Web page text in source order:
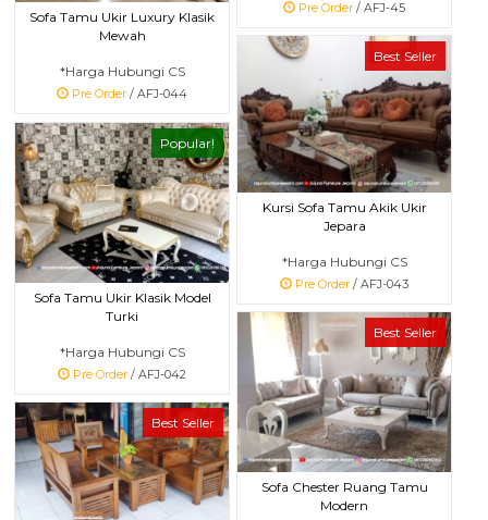
Pre Order / AFJ-45
Sofa Tamu Ukir Luxury Klasik
Mewah
*Harga Hubungi CS
Pre Order / AFJ-044
Best Seller
Kursi Sofa Tamu Akik Ukir
Jepara
*Harga Hubungi CS
Pre Order / AFJ-043
Popular!
Sofa Tamu Ukir Klasik Model
Turki
*Harga Hubungi CS
Pre Order / AFJ-042
Best Seller
Sofa Chester Ruang Tamu
Modern
Best Seller